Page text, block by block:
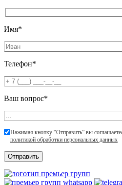
Имя*
Телефон*
Ваш вопрос*
Нажимая кнопку “Отправить” вы
политикой обработки персональных данных